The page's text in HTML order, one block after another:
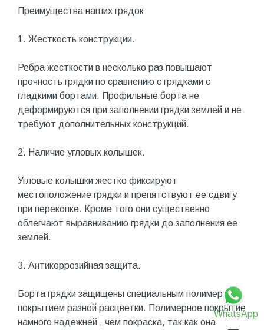
WhatsApp
Преимущества наших грядок
1. Жесткость конструкции.
Ребра жесткости в несколько раз повышают
прочность грядки по сравнению с грядками с
гладкими бортами. Профильные борта не
деформируются при заполнении грядки землей и не
требуют дополнительных конструкций.
2. Наличие угловых колышек.
Угловые колышки жестко фиксируют
местоположение грядки и препятствуют ее сдвигу
при перекопке. Кроме того они существенно
облегчают выравниванию грядки до заполнения ее
землей.
3. Антикоррозийная защита.
Борта грядки защищены специальным полимерным
покрытием разной расцветки. Полимерное покрытие
намного надежней , чем покраска, так как она